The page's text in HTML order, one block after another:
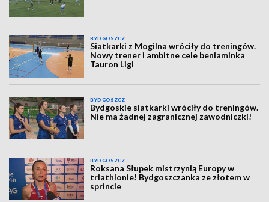
BYDGOSZCZ
Siatkarki z Mogilna wróciły do treningów.
Nowy trener i ambitne cele beniaminka
Tauron Ligi
BYDGOSZCZ
Bydgoskie siatkarki wróciły do treningów.
Nie ma żadnej zagranicznej zawodniczki!
BYDGOSZCZ
Roksana Słupek mistrzynią Europy w
triathlonie! Bydgoszczanka ze złotem w
sprincie